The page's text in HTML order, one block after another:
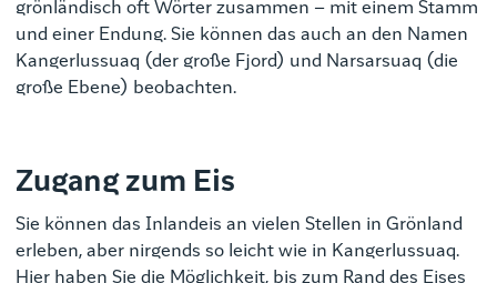
grönländisch oft Wörter zusammen – mit einem Stamm
und einer Endung. Sie können das auch an den Namen
Kangerlussuaq (der große Fjord) und Narsarsuaq (die
große Ebene) beobachten.
Zugang zum Eis
Sie können das Inlandeis an vielen Stellen in Grönland
erleben, aber nirgends so leicht wie in Kangerlussuaq.
Hier haben Sie die Möglichkeit, bis zum Rand des Eises